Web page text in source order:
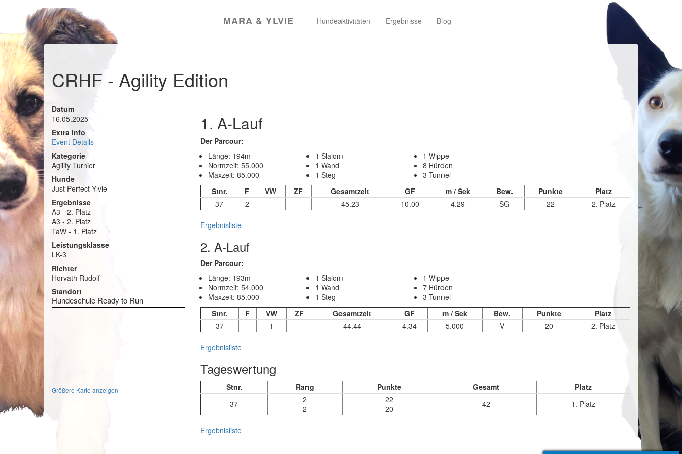
main
content
MARA & YLVIE Main
Hundeaktivitäten Ergebnisse Blog
CRHF - Agility Edition
Datum
16.05.2025
Extra Info
Event Details
Kategorie
Agility Turnier
Hunde
Just Perfect Ylvie
Ergebnisse
A3 - 2. Platz
A3 - 2. Platz
TaW - 1. Platz
Leistungsklasse
LK-3
Richter
Horvath Rudolf
Standort
Hundeschule Ready to Run
Größere Karte anzeigen
1. A-Lauf
Der Parcour:
Länge: 194m
Normzeit: 55.000
Maxzeit: 85.000
1 Slalom
1 Wand
1 Steg
1 Wippe
8 Hürden
3 Tunnel
Stnr.
F VW ZF Gesamtzeit GF m / Sek Bew. Punkte
Platz
37
2 45.23 10.00 4.29 SG 22 2. Platz
Ergebnisliste
2. A-Lauf
Der Parcour:
Länge: 193m
Normzeit: 54.000
Maxzeit: 85.000
1 Slalom
1 Wand
1 Steg
1 Wippe
7 Hürden
3 Tunnel
Stnr.
F VW ZF Gesamtzeit GF m / Sek Bew. Punkte
Platz
37
1 44.44 4.34 5.000 V 20 2. Platz
Ergebnisliste
Tageswertung
Stnr. Rang Punkte Gesamt
Platz
37
2
2
22
20
42 1. Platz
Ergebnisliste